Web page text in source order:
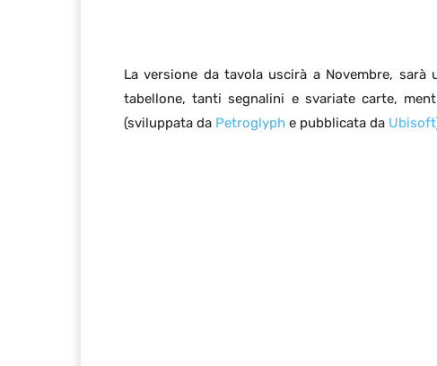
La versione da tavola uscirà a Novembre,
tabellone, tanti segnalini e svariate carte,
(sviluppata da Petroglyph e pubblicata da Ubisoft